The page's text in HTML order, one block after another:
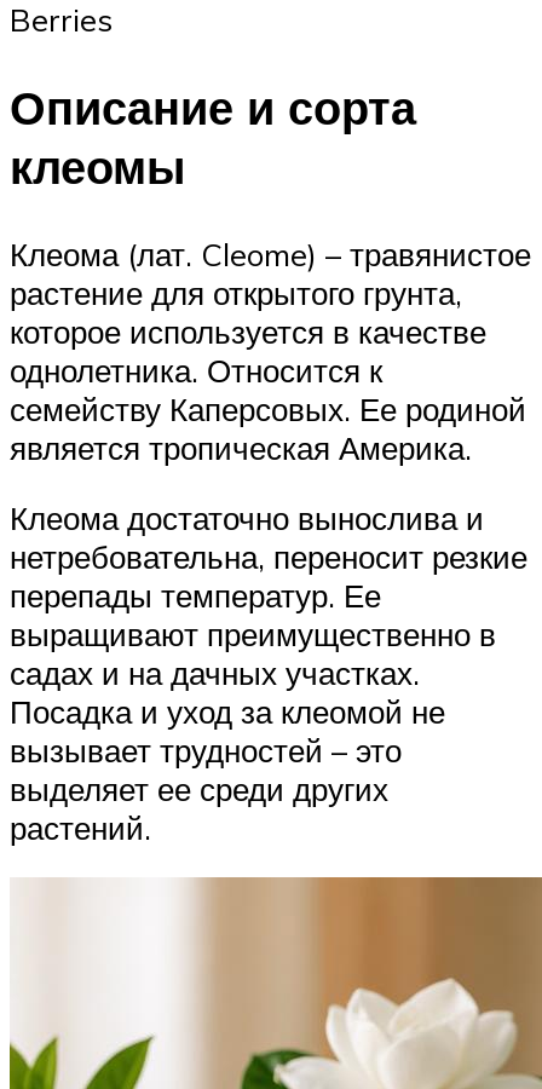
Berries
Описание и сорта
клеомы
Клеома (лат. Cleome) – травянистое
растение для открытого грунта,
которое используется в качестве
однолетника. Относится к
семейству Каперсовых. Ее родиной
является тропическая Америка.
Клеома достаточно вынослива и
нетребовательна, переносит резкие
перепады температур. Ее
выращивают преимущественно в
садах и на дачных участках.
Посадка и уход за клеомой не
вызывает трудностей – это
выделяет ее среди других
растений.